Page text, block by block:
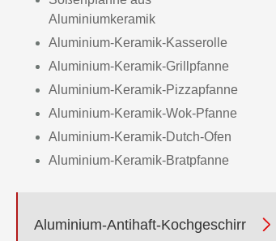
Aluminiumkeramik
Aluminium-Keramik-Kasserolle
Aluminium-Keramik-Grillpfanne
Aluminium-Keramik-Pizzapfanne
Aluminium-Keramik-Wok-Pfanne
Aluminium-Keramik-Dutch-Ofen
Aluminium-Keramik-Bratpfanne
Aluminium-Antihaft-Kochgeschirr 